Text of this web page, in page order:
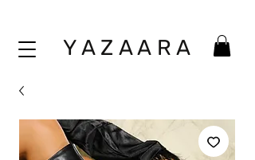
Y A Z A A R A